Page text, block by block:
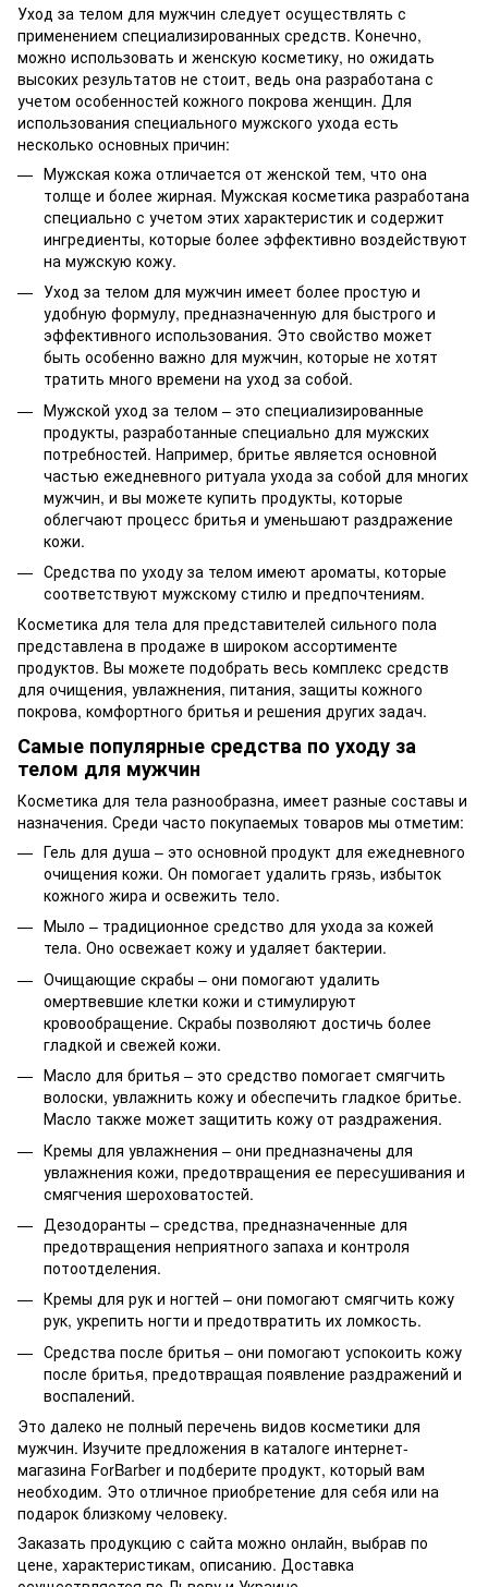
Уход за телом для мужчин следует осуществлять с
применением специализированных средств. Конечно,
можно использовать и женскую косметику, но ожидать
высоких результатов не стоит, ведь она разработана с
учетом особенностей кожного покрова женщин. Для
использования специального мужского ухода есть
несколько основных причин:
Мужская кожа отличается от женской тем, что она
толще и более жирная. Мужская косметика разработана
специально с учетом этих характеристик и содержит
ингредиенты, которые более эффективно воздействуют
на мужскую кожу.
Уход за телом для мужчин имеет более простую и
удобную формулу, предназначенную для быстрого и
эффективного использования. Это свойство может
быть особенно важно для мужчин, которые не хотят
тратить много времени на уход за собой.
Мужской уход за телом – это специализированные
продукты, разработанные специально для мужских
потребностей. Например, бритье является основной
частью ежедневного ритуала ухода за собой для многих
мужчин, и вы можете купить продукты, которые
облегчают процесс бритья и уменьшают раздражение
кожи.
Средства по уходу за телом имеют ароматы, которые
соответствуют мужскому стилю и предпочтениям.
Косметика для тела для представителей сильного пола
представлена в продаже в широком ассортименте
продуктов. Вы можете подобрать весь комплекс средств
для очищения, увлажнения, питания, защиты кожного
покрова, комфортного бритья и решения других задач.
Самые популярные средства по уходу за
телом для мужчин
Косметика для тела разнообразна, имеет разные составы и
назначения. Среди часто покупаемых товаров мы отметим:
Гель для душа – это основной продукт для ежедневного
очищения кожи. Он помогает удалить грязь, избыток
кожного жира и освежить тело.
Мыло – традиционное средство для ухода за кожей
тела. Оно освежает кожу и удаляет бактерии.
Очищающие скрабы – они помогают удалить
омертвевшие клетки кожи и стимулируют
кровообращение. Скрабы позволяют достичь более
гладкой и свежей кожи.
Масло для бритья – это средство помогает смягчить
волоски, увлажнить кожу и обеспечить гладкое бритье.
Масло также может защитить кожу от раздражения.
Кремы для увлажнения – они предназначены для
увлажнения кожи, предотвращения ее пересушивания и
смягчения шероховатостей.
Дезодоранты – средства, предназначенные для
предотвращения неприятного запаха и контроля
потоотделения.
Кремы для рук и ногтей – они помогают смягчить кожу
рук, укрепить ногти и предотвратить их ломкость.
Средства после бритья – они помогают успокоить кожу
после бритья, предотвращая появление раздражений и
воспалений.
Это далеко не полный перечень видов косметики для
мужчин. Изучите предложения в каталоге интернет-
магазина ForBarber и подберите продукт, который вам
необходим. Это отличное приобретение для себя или на
подарок близкому человеку.
Заказать продукцию с сайта можно онлайн, выбрав по
цене, характеристикам, описанию. Доставка